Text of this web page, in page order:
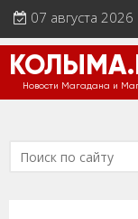
07 августа
Новости Магадана и